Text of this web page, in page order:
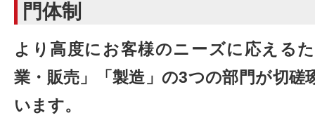
門体制
より高度にお客様のニーズに応える
業・販売」「製造」の3つの部門が切磋
います。